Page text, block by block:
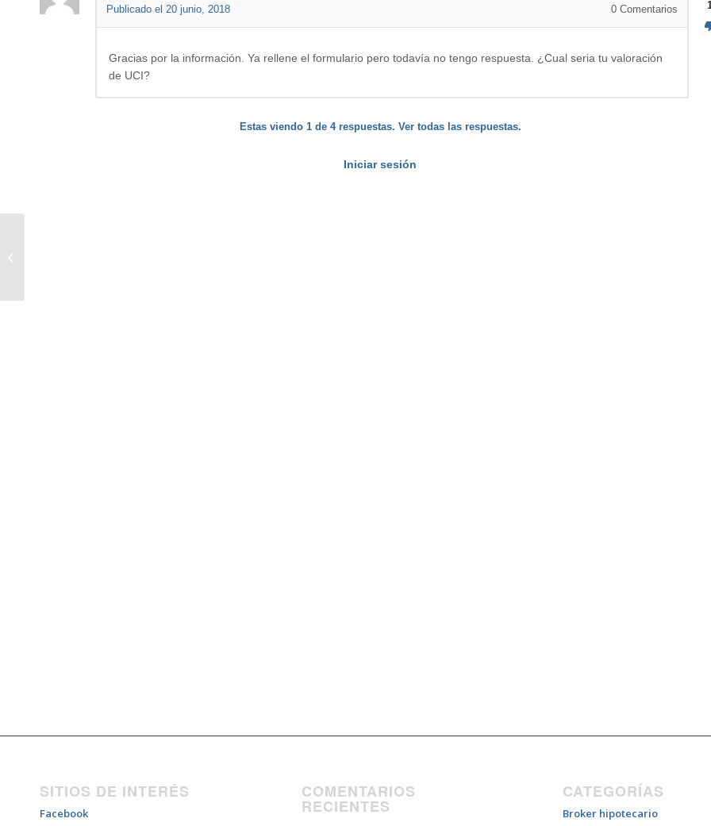
Publicado el 20 junio, 2018
0 Comentarios
Gracias por la información. Ya rellene el formulario pero todavía no tengo respuesta. ¿Cual seria tu valoración
de UCI?
Estas viendo 1 de 4 respuestas. Ver todas las respuestas.
Iniciar sesión
SITIOS DE INTERÉS
Facebook
COMENTARIOS
RECIENTES
CATEGORÍAS
Broker hipotecario